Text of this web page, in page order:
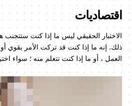
اقتصاديات
الاختبار الحقيقي ليس ما إذا كنت ستتجنب
ذلك. إنه ما إذا كنت قد تركت الأمر يقوي
العمل ، أو ما إذا كنت تتعلم منه ؛ سواء